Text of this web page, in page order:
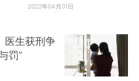
2022年04月01日
医生获刑争
罚”